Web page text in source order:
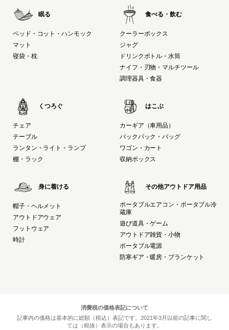
眠る
ベッド・コット・ハンモック
マット
寝袋・枕
食べる・飲む
クーラーボックス
ジャグ
ドリンクボトル・水筒
ナイフ・刃物・マルチツール
調理器具・食器
くつろぐ
チェア
テーブル
ランタン・ライト・ランプ
棚・ラック
はこぶ
カーギア（車用品）
バックパック・バッグ
ワゴン・カート
収納ボックス
身に着ける
帽子・ヘルメット
アウトドアウェア
フットウェア
時計
その他アウトドア用品
ポータブルエアコン・ポータブル冷
蔵庫
遊び道具・ゲーム
アウトドア雑貨・小物
ポータブル電源
防寒ギア・暖房・ブランケット
消費税の価格表記について
記事内の価格は基本的に総額（税込）表記です。2021年3月以前の記事に関し
ては（税抜）表示の場合もあります。